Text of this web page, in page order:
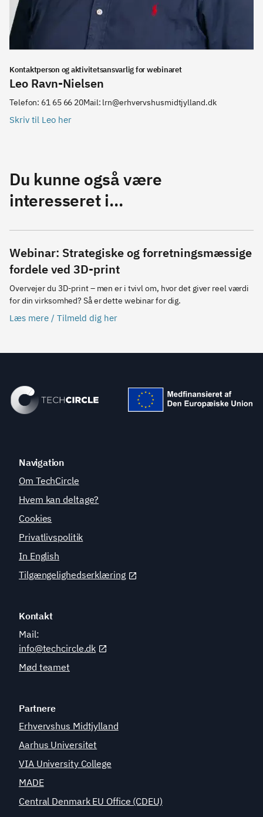
Kontaktperson og aktivitetsansvarlig for webinaret
Leo Ravn-Nielsen
Telefon: 61 65 66 20Mail: lrn@erhvervshusmidtjylland.dk
Skriv til Leo her
Du kunne også være
interesseret i...
Webinar: Strategiske og forretningsmæssige
fordele ved 3D-print
Overvejer du 3D-print – men er i tvivl om, hvor det giver reel værdi
for din virksomhed? Så er dette webinar for dig.
Læs mere / Tilmeld dig her
Navigation
Om TechCircle
Hvem kan deltage?
Cookies
Privatlivspolitik
In English
Tilgængelighedserklæring
Kontakt
Mail:
info@techcircle.dk
Mød teamet
Partnere
Erhvervshus Midtjylland
Aarhus Universitet
VIA University College
MADE
Central Denmark EU Office (CDEU)